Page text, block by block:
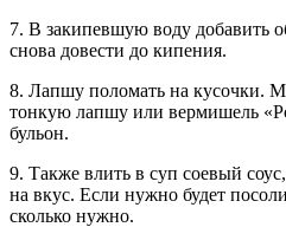
7. В закипевшую воду добавить
снова довести до кипения.
8. Лапшу поломать на кусочки.
тонкую лапшу или вермишель
бульон.
9. Также влить в суп соевый
на вкус. Если нужно будет
сколько нужно.